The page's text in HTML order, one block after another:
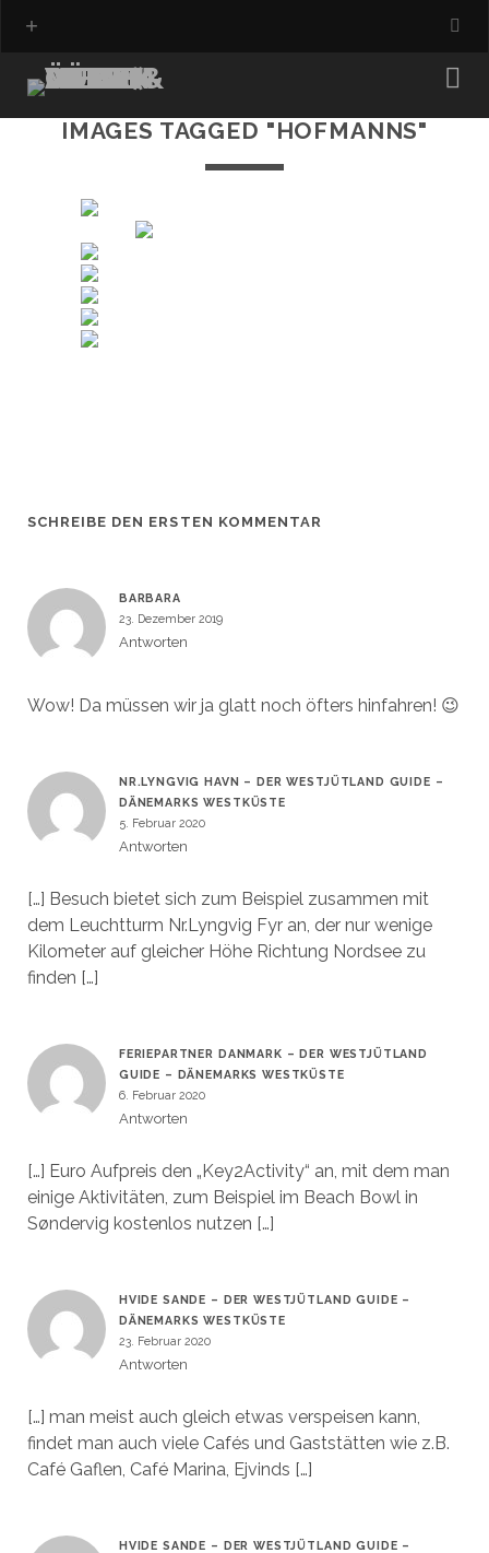
IMAGES TAGGED "HOFMANNS"
SCHREIBE DEN ERSTEN KOMMENTAR
BARBARA
23. Dezember 2019
Antworten
Wow! Da müssen wir ja glatt noch öfters hinfahren! 😉
NR.LYNGVIG HAVN – DER WESTJÜTLAND GUIDE –
DÄNEMARKS WESTKÜSTE
5. Februar 2020
Antworten
[…] Besuch bietet sich zum Beispiel zusammen mit
dem Leuchtturm Nr.Lyngvig Fyr an, der nur wenige
Kilometer auf gleicher Höhe Richtung Nordsee zu
finden […]
FERIEPARTNER DANMARK – DER WESTJÜTLAND
GUIDE – DÄNEMARKS WESTKÜSTE
6. Februar 2020
Antworten
[…] Euro Aufpreis den „Key2Activity“ an, mit dem man
einige Aktivitäten, zum Beispiel im Beach Bowl in
Søndervig kostenlos nutzen […]
HVIDE SANDE – DER WESTJÜTLAND GUIDE –
DÄNEMARKS WESTKÜSTE
23. Februar 2020
Antworten
[…] man meist auch gleich etwas verspeisen kann,
findet man auch viele Cafés und Gaststätten wie z.B.
Café Gaflen, Café Marina, Ejvinds […]
HVIDE SANDE – DER WESTJÜTLAND GUIDE –